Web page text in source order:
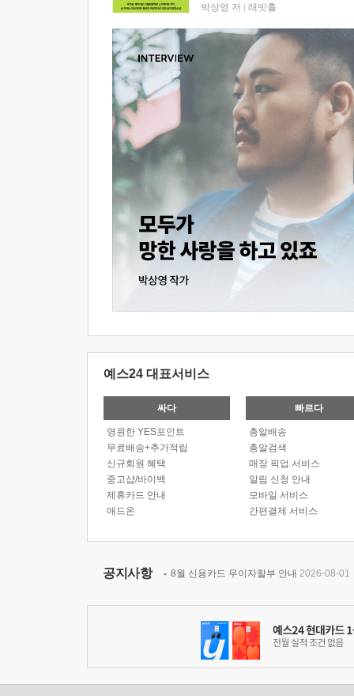
박상영 저 래빗홀
예스24 대표서비스
싸다
영원한 YES포인트
무료배송+추가적립
신규회원 혜택
중고샵/바이백
제휴카드 안내
애드온
빠르다
총알배송
총알검색
매장 픽업 서비스
알림 신청 안내
모바일 서비스
간편결제 서비스
공지사항 8월 신용카드 무이자할부 안내 2026-08-01